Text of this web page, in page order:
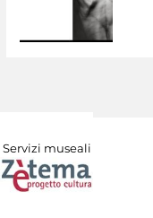
Servizi museali